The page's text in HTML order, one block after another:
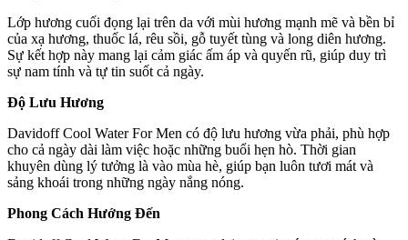
Lớp hương cuối đọng lại trên da với mùi hương mạnh mẽ và bền bỉ
của xạ hương, thuốc lá, rêu sồi, gỗ tuyết tùng và long diên hương.
Sự kết hợp này mang lại cảm giác ấm áp và quyến rũ, giúp duy trì
sự nam tính và tự tin suốt cả ngày.
Độ Lưu Hương
Davidoff Cool Water For Men có độ lưu hương vừa phải, phù hợp
cho cả ngày dài làm việc hoặc những buổi hẹn hò. Thời gian
khuyên dùng lý tưởng là vào mùa hè, giúp bạn luôn tươi mát và
sảng khoái trong những ngày nắng nóng.
Phong Cách Hướng Đến